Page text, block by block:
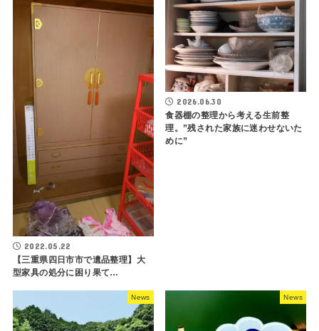
2022.05.22
【三重県四日市市で遺品整理】大
型家具の処分に困り果て…
2026.06.30
食器棚の整理から考える生前整
理。”残された家族に迷わせないた
めに”
News News